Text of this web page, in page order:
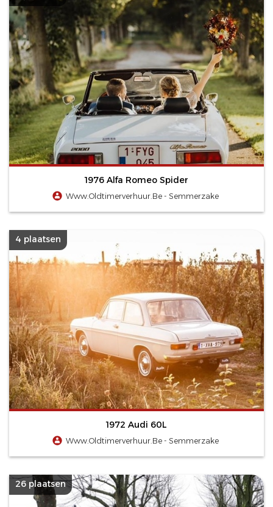
1976 Alfa Romeo Spider
Www.Oldtimerverhuur.Be - Semmerzake
4 plaatsen
1972 Audi 60L
Www.Oldtimerverhuur.Be - Semmerzake
26 plaatsen